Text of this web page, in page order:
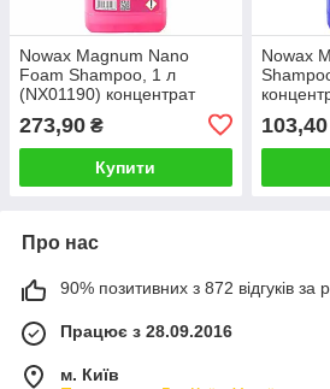
Nowax Magnum Nano
Foam Shampoo, 1 л
(NX01190) концентрат
273,90 ₴
Купити
Nowax
103,40
Про нас
90% позитивних з 872 відгуків за
Працює з 28.09.2016
м. Київ